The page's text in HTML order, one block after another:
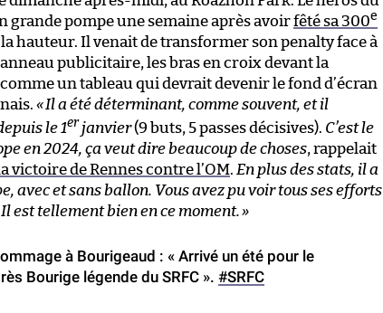
pompe une semaine après avoirfêté sa 300e
la hauteur. Il venait de transformer son penalty face à
publicitaire, les bras en croix devant la
un tableau qui devrait devenir le fond d’écran
«Il a été déterminant, comme souvent, et il
le 1er janvier(9 buts, 5 passes décisives). C’est le
en 2024, ça veut dire beaucoup de choses, rappelait
victoire de Rennes contre l’OM. En plus des stats, il a
avec et sans ballon. Vous avez pu voir tous ses efforts
est tellement bien en ce moment.»
à Bourigeaud : « Arrivé un été pour le
Bourige légende du SRFC ». #SRFC